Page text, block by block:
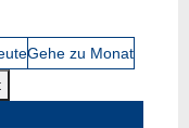
Gehe zu Monat